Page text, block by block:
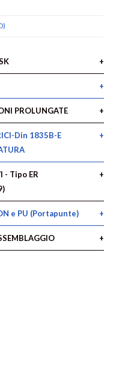
PROLUNGATE
Din 1835B-E
- Tipo ER
e PU (Portapunte)